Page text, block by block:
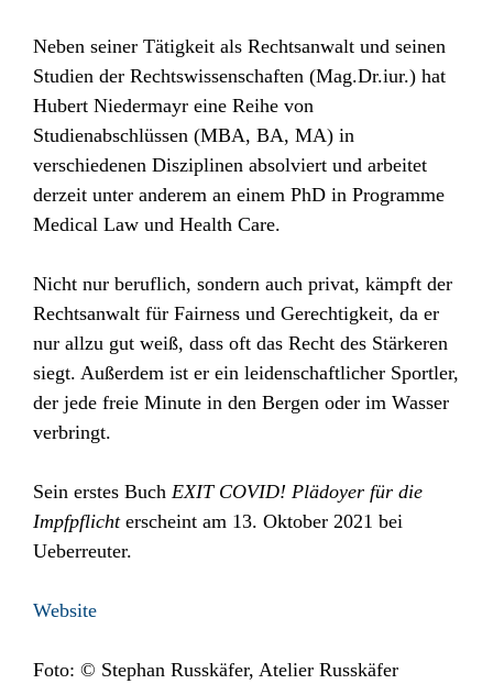
Neben seiner Tätigkeit als Rechtsanwalt und seinen
Studien der Rechtswissenschaften (Mag.Dr.iur.) hat
Hubert Niedermayr eine Reihe von
Studienabschlüssen (MBA, BA, MA) in
verschiedenen Disziplinen absolviert und arbeitet
derzeit unter anderem an einem PhD in Programme
Medical Law und Health Care.
Nicht nur beruflich, sondern auch privat, kämpft der
Rechtsanwalt für Fairness und Gerechtigkeit, da er
nur allzu gut weiß, dass oft das Recht des Stärkeren
siegt. Außerdem ist er ein leidenschaftlicher Sportler,
der jede freie Minute in den Bergen oder im Wasser
verbringt.
Sein erstes Buch EXIT COVID! Plädoyer für die
Impfpflicht erscheint am 13. Oktober 2021 bei
Ueberreuter.
Website
Foto: © Stephan Russkäfer, Atelier Russkäfer